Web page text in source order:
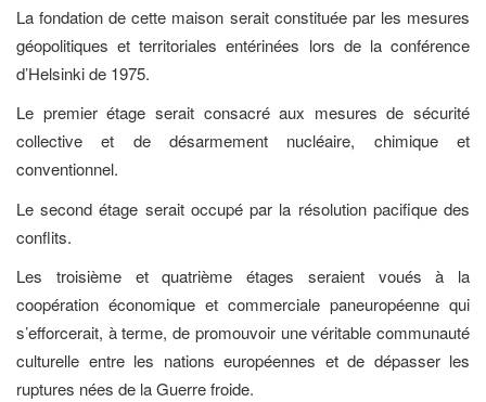
La fondation de cette maison serait cons­tituée par les mesures
géopolitiques et territoriales entérinées lors de la conférence
d’Helsinki de 1975.
Le premier étage serait consacré aux mesures de sécurité
collective et de désarmement nucléaire, chimique et
conventionnel.
Le second étage serait occupé par la résolution pacifique des
conflits.
Les troisième et quatrième étages seraient voués à la
coopération économique et commerciale paneuropéenne qui
s’efforcerait, à terme, de promouvoir une véritable communauté
culturelle entre les nations européennes et de dépasser les
ruptures nées de la Guerre froide.